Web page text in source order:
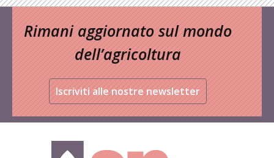
Rimani aggiornato sul mondo
dell’agricoltura
Iscriviti alle nostre newsletter